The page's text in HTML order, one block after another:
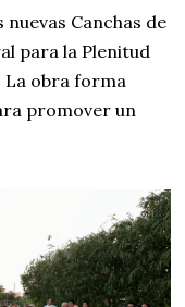
Canchas de
para la Plenitud
La obra forma
promover un